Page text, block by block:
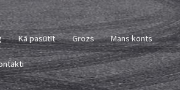
Kā pasūtīt Grozs Mans konts